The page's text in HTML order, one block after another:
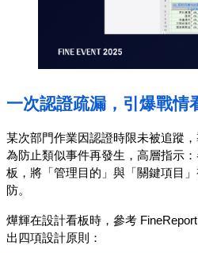
一次認證疏漏，引爆戰情
某次部門作業因認證時限未被追蹤
為防止類似事件再發生，高層指示
板，將「管理目的」與「關鍵項目
防。
燁輝在設計看板時，參考
出四項設計原則：